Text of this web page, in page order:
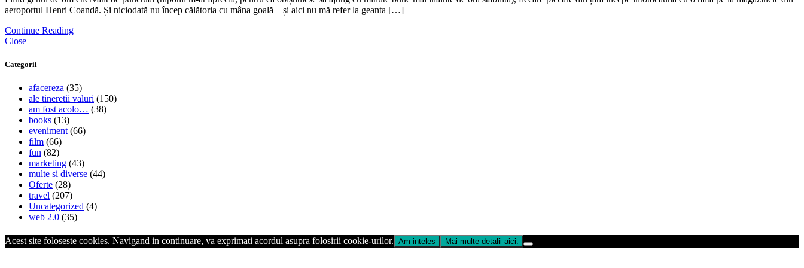
aeroportul Henri Coandă. Și niciodată nu încep călătoria cu mâna goală – și aici nu mă refer la geanta […]
Continue Reading
Close
Categorii
afacereza (35)
ale tineretii valuri (150)
am fost acolo… (38)
books (13)
eveniment (66)
film (66)
fun (82)
marketing (43)
multe si diverse (44)
Oferte (28)
travel (207)
Uncategorized (4)
web 2.0 (35)
Acest site foloseste cookies. Navigand in continuare, va exprimati acordul asupra folosirii cookie-urilor. Am inteles Mai multe detalii aici.